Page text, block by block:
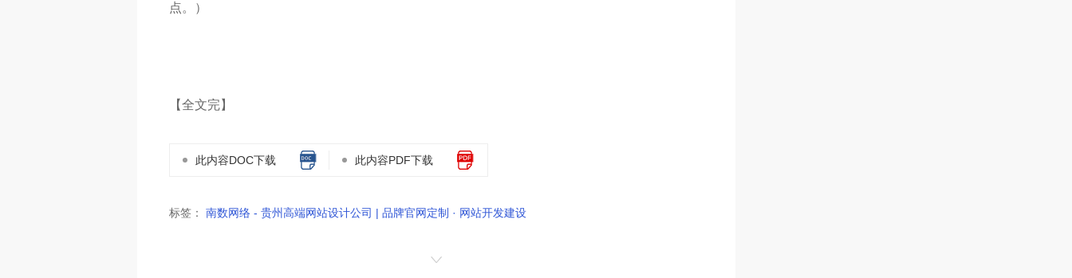
点。）
【全文完】
此内容DOC下载 此内容PDF下载
标签： 南数网络 - 贵州高端网站设计公司 | 品牌官网定制 · 网站开发建设